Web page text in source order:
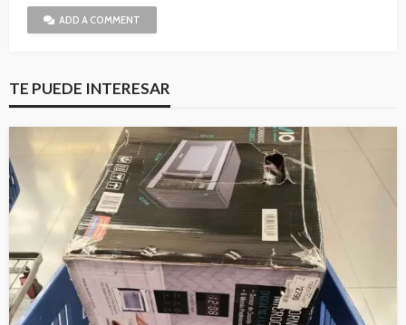
ADD A COMMENT
TE PUEDE INTERESAR